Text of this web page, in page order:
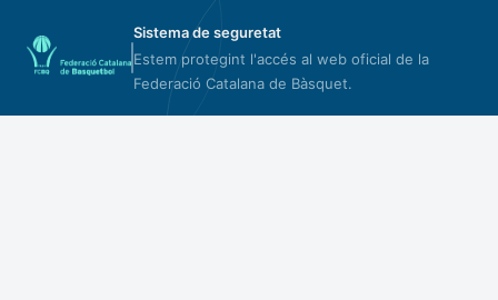
Sistema de seguretat
Estem protegint l'accés al web oficial de la
Federació Catalana de Bàsquet.